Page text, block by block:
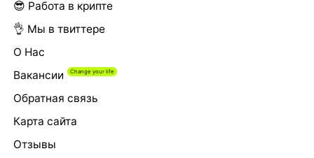
😎 Работа в крипте
👌 Мы в твиттере
О Нас
Вакансии
Обратная связь
Карта сайта
Отзывы